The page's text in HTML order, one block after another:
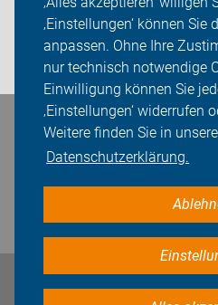
‚Einstellungen‘ können Sie
anpassen. Ohne Ihre
nur technisch notwendige
Einwilligung können Sie
‚Einstellungen‘ widerrufen
Weitere finden Sie in
Datenschutzerklärung.
Presse
Login
Bleiben Sie in Kontakt